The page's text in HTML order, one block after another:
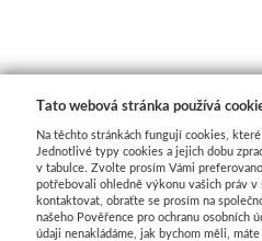
Tato webová stránka používá
Na těchto stránkách fungují cookies,
Jednotlivé typy cookies a jejich dobu
v tabulce. Zvolte prosím Vámi
potřebovali ohledně výkonu vašich práv
kontaktovat, obraťte se prosím na
našeho Pověřence pro ochranu osobních
údaji nenakládáme, jak bychom měli,